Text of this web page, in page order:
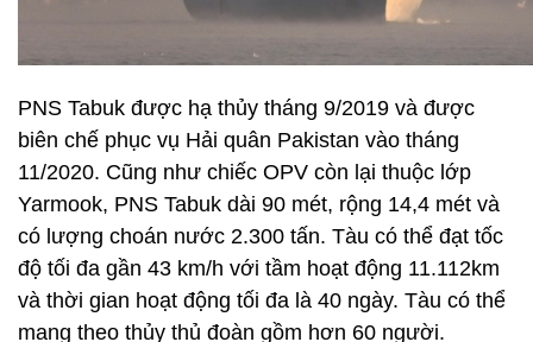
PNS Tabuk được hạ thủy tháng 9/2019 và được
biên chế phục vụ Hải quân Pakistan vào tháng
11/2020. Cũng như chiếc OPV còn lại thuộc lớp
Yarmook, PNS Tabuk dài 90 mét, rộng 14,4 mét và
có lượng choán nước 2.300 tấn. Tàu có thể đạt tốc
độ tối đa gần 43 km/h với tầm hoạt động 11.112km
và thời gian hoạt động tối đa là 40 ngày. Tàu có thể
mang theo thủy thủ đoàn gồm hơn 60 người.